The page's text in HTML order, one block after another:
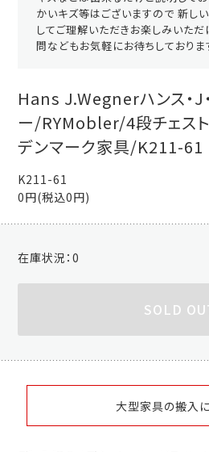
かいキズ等はございますので 新し
してご理解いただきお楽しみいただ
問などもお気軽にお待ちしておりま
Hans J.Wegnerハンス・J
ー/RYMobler/4段チェスト
デンマーク家具/K211-61
K211-61
0円(税込0円)
在庫状況：0
SOLD
大型家具の搬入